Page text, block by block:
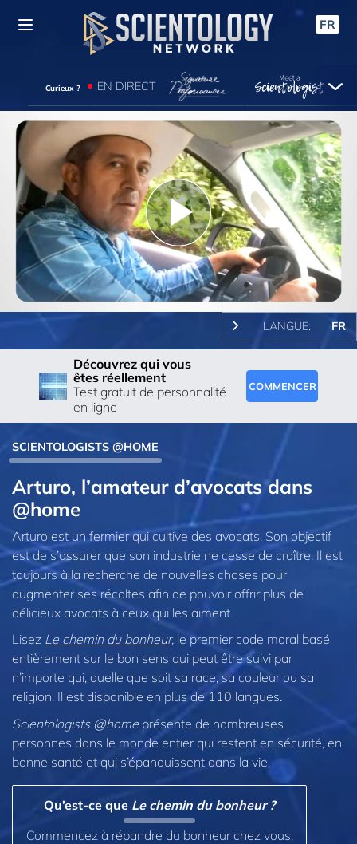
FR
Curieux ? EN DIRECT
Play
Video
LANGUE: FR
Découvrez qui vous
êtes réellement
Test gratuit de personnalité
en ligne
COMMENCER
SCIENTOLOGISTS @HOME
Arturo, l’amateur d’avocats dans
@home
Arturo est un fermier qui cultive des avocats. Son objectif
est de s’assurer que son industrie ne cesse de croître. Il est
toujours à la recherche de nouvelles choses pour
augmenter ses récoltes afin de pouvoir offrir plus de
délicieux avocats à ceux qui les aiment.
Lisez Le chemin du bonheur, le premier code moral basé
entièrement sur le bon sens qui peut être suivi par
n’importe qui, quelle que soit sa race, sa couleur ou sa
religion. Il est disponible en plus de 110 langues.
Scientologists @homeprésente de nombreuses
personnes dans le monde entier qui restent en sécurité, en
bonne santé et qui s’épanouissent dans la vie.
Qu’est-ce que Le chemin du bonheur ?
Commencez à répandre du bonheur chez vous,